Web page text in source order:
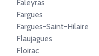
Faleyras
Fargues
Fargues-Saint-Hilaire
Flaujagues
Floirac